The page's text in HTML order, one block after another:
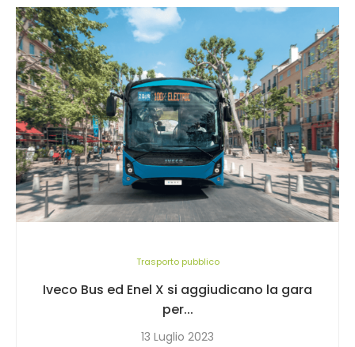
Trasporto pubblico
Iveco Bus ed Enel X si aggiudicano la gara
per...
13 Luglio 2023